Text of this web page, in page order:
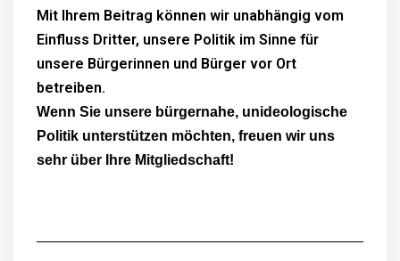
Mit Ihrem Beitrag können wir unabhängig vom
Einfluss Dritter, unsere Politik im Sinne für
unsere Bürgerinnen und Bürger vor Ort
betreiben.
Wenn Sie unsere bürgernahe, unideologische
Politik unterstützen möchten, freuen wir uns
sehr über Ihre Mitgliedschaft!